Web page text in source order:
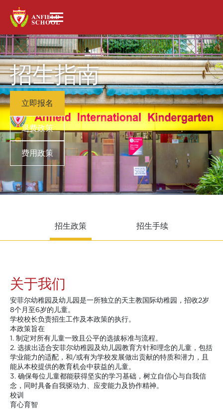
招生指南
立即报名
退费政策
费用政策
招生政策 招生手续
关于我们
安菲尔幼稚园及幼儿园是一所独立的天主教国际幼稚园，招收2岁
8个月至6岁的儿童。
学校校长负责招生工作及本政策的执行。
本政策旨在
1. 制定对所有儿童一致且公平的选拔标准与流程。
2. 选拔出适合安菲尔幼稚园及幼儿园教育方针和理念的儿童，包括
学业能力的适配，和/或有为学校发展做出贡献的特质和潜力，且
能从本校提供的教育机会中获益的儿童。
3. 确保每位儿童都能获得坚实的学习基础，树立自信心与自我信
念，同时具备自我驱动力、应变能力及协作精神。
校训
育心育智